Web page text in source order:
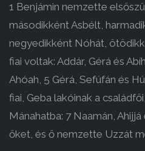
1 Benjámin nemzette
másodikként Asbélt,
negyedikként Nóhát,
fiai voltak: Addár, Gérá és
Ahóah, 5 Gérá, Sefúfán és
fiai, Geba lakóinak a
Mánahatba: 7 Naamán,
őket, és ő nemzette Uzzát